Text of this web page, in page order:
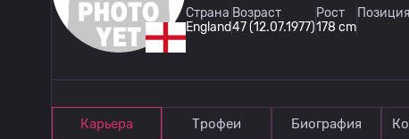
Страна
England
Возраст
47 (12.07.1977)
Рост
178 cm
Карьера Трофеи Биография